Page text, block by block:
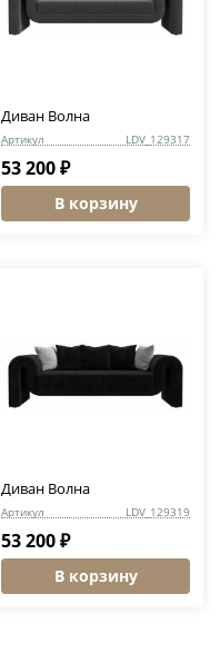
Диван Волна
Артикул LDV_129317
53 200 ₽
В корзину
Диван Волна
Артикул LDV_129319
53 200 ₽
В корзину